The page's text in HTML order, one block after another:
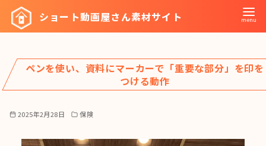
ツ
へ
ショート動画屋さん素材サイト
ペンを使い、資料にマーカーで「重要な部分」を印を
つける動作
2025年2月28日 保険